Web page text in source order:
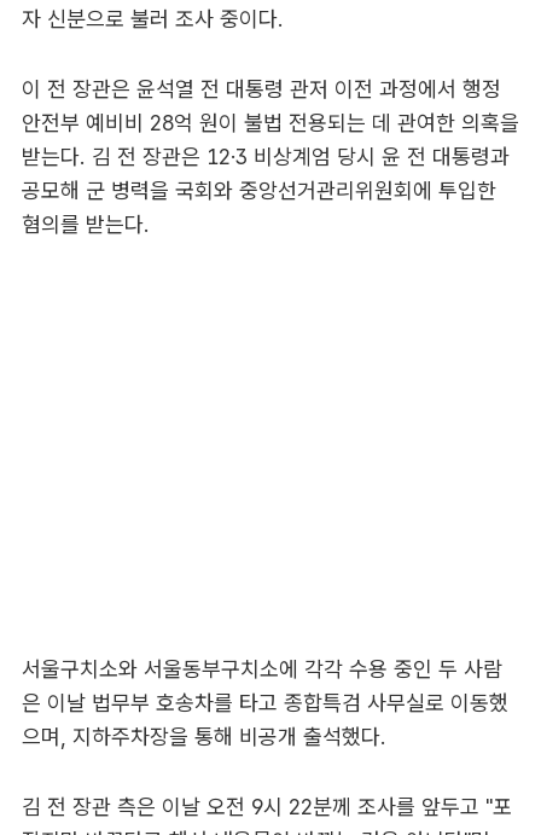
자 신분으로 불러 조사 중이다.
이 전 장관은 윤석열 전 대통령 관저 이전 과정에서 행정
안전부 예비비 28억 원이 불법 전용되는 데 관여한 의혹을
받는다. 김 전 장관은 12·3 비상계엄 당시 윤 전 대통령과
공모해 군 병력을 국회와 중앙선거관리위원회에 투입한
혐의를 받는다.
서울구치소와 서울동부구치소에 각각 수용 중인 두 사람
은 이날 법무부 호송차를 타고 종합특검 사무실로 이동했
으며, 지하주차장을 통해 비공개 출석했다.
김 전 장관 측은 이날 오전 9시 22분께 조사를 앞두고 "포